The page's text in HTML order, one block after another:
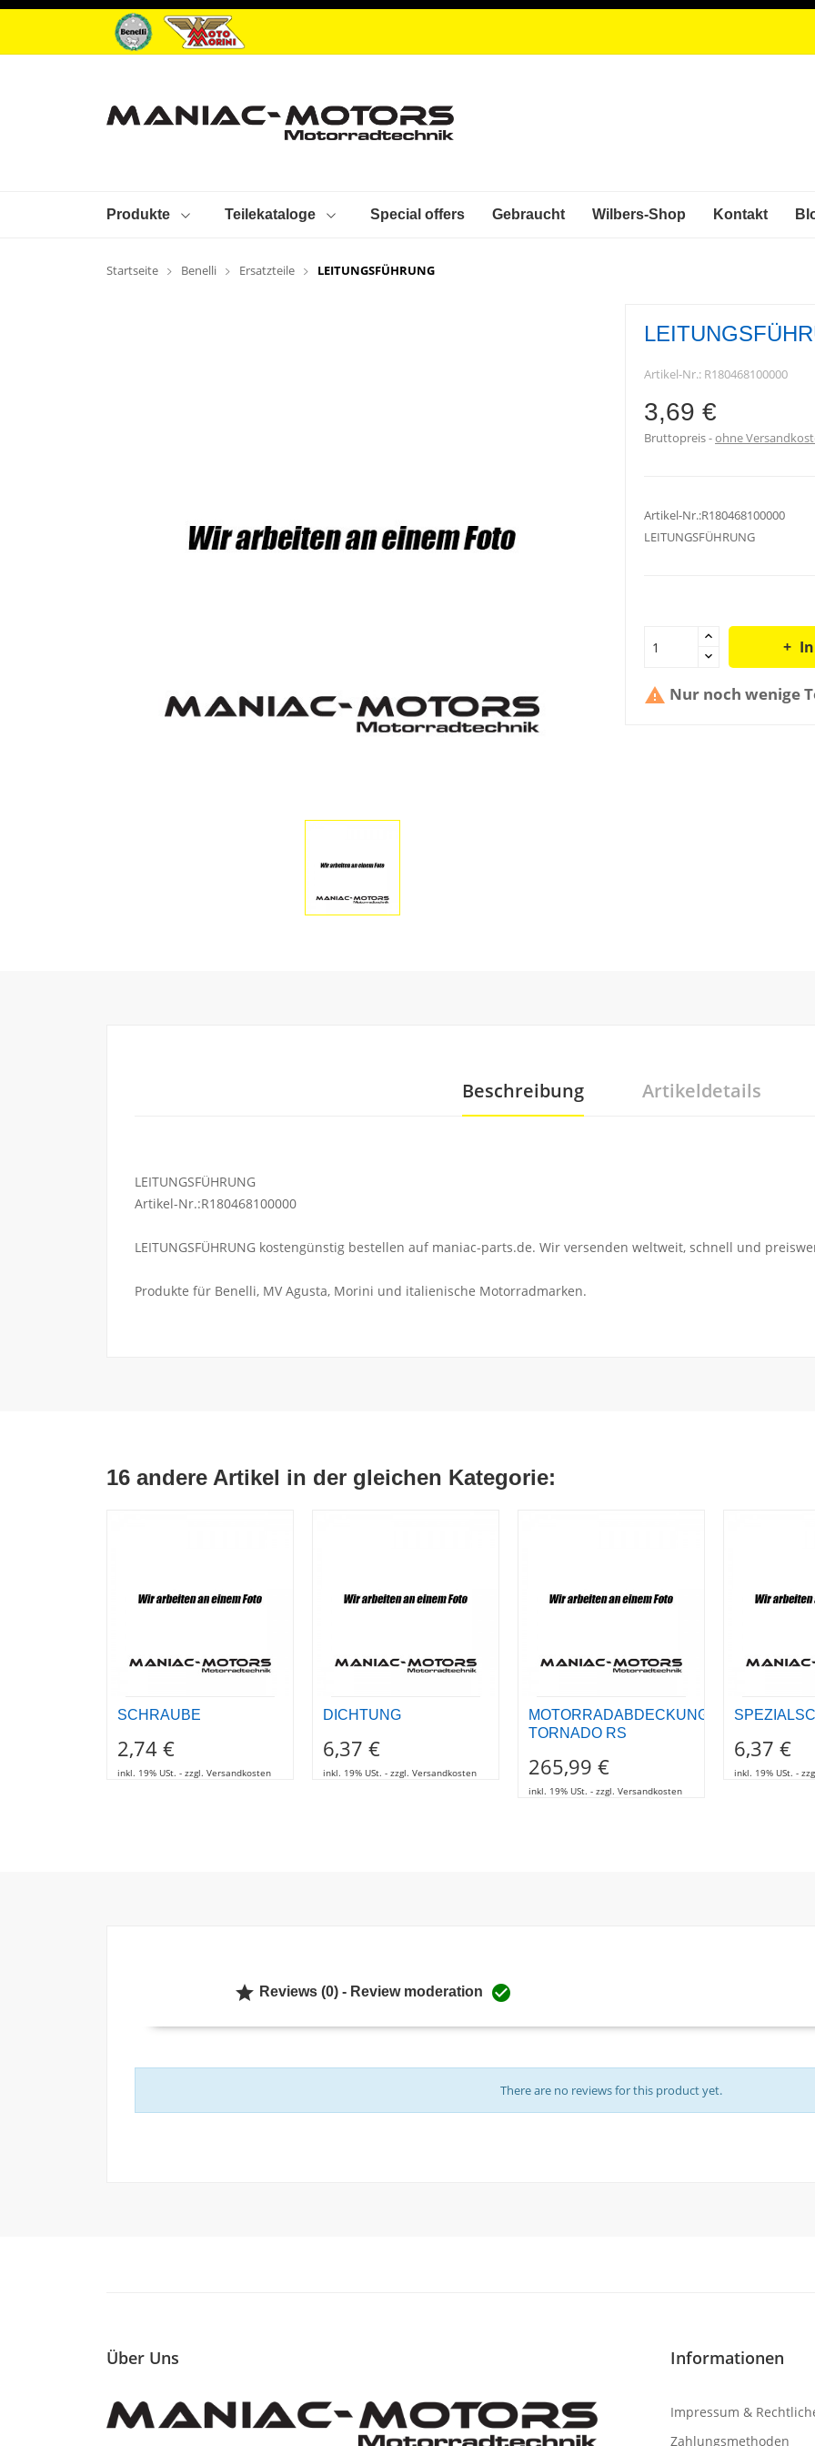
Produkte Teilekataloge Special offers Gebraucht Wilbers-Shop Kontakt
Startseite Benelli Ersatzteile LEITUNGSFÜHRUNG
Artikel-Nr.: R180468100000
3,69 €
Bruttopreis ohne
Artikel-Nr.:R180468100000
LEITUNGSFÜHRUNG
 Nur noch wenige
Beschreibung Artikeldetails
LEITUNGSFÜHRUNG
Artikel-Nr.:R180468100000
LEITUNGSFÜHRUNG kostengünstig bestellen auf maniac-parts.de. Wir versenden weltweit, schnell und
Produkte für Benelli, MV Agusta, Morini und italienische Motorradmarken.
16 andere Artikel in der gleichen Kategorie:
SCHRAUBE
2,74 €
inkl. 19% USt. - zzgl. Versandkosten
DICHTUNG
6,37 €
inkl. 19% USt. - zzgl. Versandkosten
MOTORRADABDECKUNG
TORNADO RS
265,99 €
inkl. 19% USt. - zzgl. Versandkosten
6,37 €
inkl. 19% USt. -
 Reviews (0) - Review moderation 
There are no reviews for this product yet.
Über Uns Informationen
Impressum &
Zahlungsmethoden